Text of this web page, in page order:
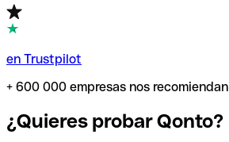
en Trustpilot
+ 600 000 empresas nos recomiendan
¿Quieres probar Qonto?